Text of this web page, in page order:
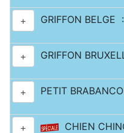
+ GRIFFON BELGE
+ GRIFFON
+ PETIT
+ CHIEN